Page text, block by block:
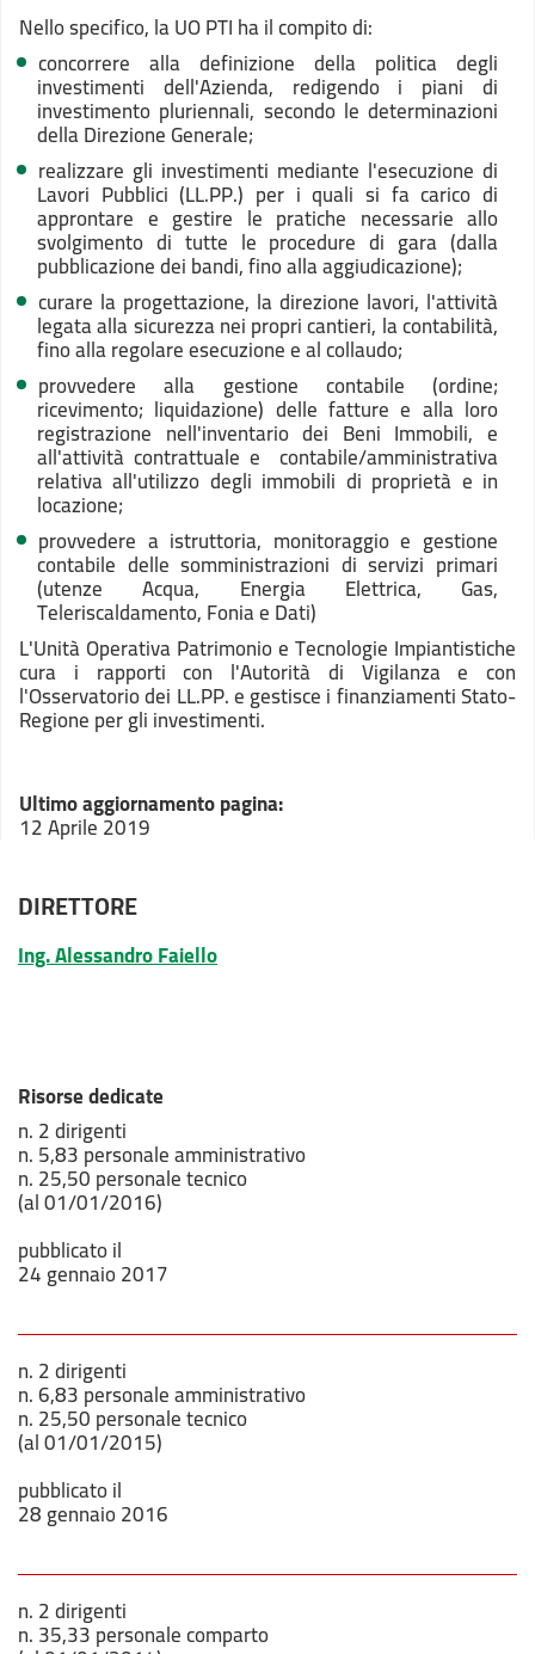
Nello specifico, la UO PTI ha il compito di:
concorrere alla definizione della politica degli
investimenti dell'Azienda, redigendo i piani di
investimento pluriennali, secondo le determinazioni
della Direzione Generale;
realizzare gli investimenti mediante l'esecuzione di
Lavori Pubblici (LL.PP.) per i quali si fa carico di
approntare e gestire le pratiche necessarie allo
svolgimento di tutte le procedure di gara (dalla
pubblicazione dei bandi, fino alla aggiudicazione);
curare la progettazione, la direzione lavori, l'attività
legata alla sicurezza nei propri cantieri, la contabilità,
fino alla regolare esecuzione e al collaudo;
provvedere alla gestione contabile (ordine;
ricevimento; liquidazione) delle fatture e alla loro
registrazione nell'inventario dei Beni Immobili, e
all'attività contrattuale e contabile/amministrativa
relativa all'utilizzo degli immobili di proprietà e in
locazione;
provvedere a istruttoria, monitoraggio e gestione
contabile delle somministrazioni di servizi primari
(utenze Acqua, Energia Elettrica, Gas,
Teleriscaldamento, Fonia e Dati)
L'Unità Operativa Patrimonio e Tecnologie Impiantistiche
cura i rapporti con l'Autorità di Vigilanza e con
l'Osservatorio dei LL.PP. e gestisce i finanziamenti Stato-
Regione per gli investimenti.
Ultimo aggiornamento pagina:
12 Aprile 2019
DIRETTORE
Ing. Alessandro Faiello
Risorse dedicate
n. 2 dirigenti
n. 5,83 personale amministrativo
n. 25,50 personale tecnico
(al 01/01/2016)
pubblicato il
24 gennaio 2017
n. 2 dirigenti
n. 6,83 personale amministrativo
n. 25,50 personale tecnico
(al 01/01/2015)
pubblicato il
28 gennaio 2016
n. 2 dirigenti
n. 35,33 personale comparto